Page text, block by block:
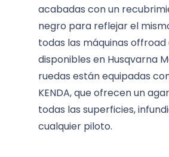
acabadas con un
negro para reflejar el
todas las máquinas
disponibles en Husqvarna
ruedas están equipadas
KENDA, que ofrecen un
todas las superficies,
cualquier piloto.